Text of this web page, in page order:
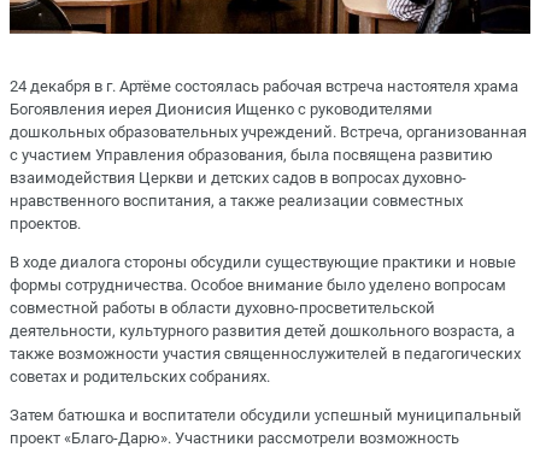
24 декабря в г. Артёме состоялась рабочая встреча настоятеля храма
Богоявления иерея Дионисия Ищенко с руководителями
дошкольных образовательных учреждений. Встреча, организованная
с участием Управления образования, была посвящена развитию
взаимодействия Церкви и детских садов в вопросах духовно-
нравственного воспитания, а также реализации совместных
проектов.
В ходе диалога стороны обсудили существующие практики и новые
формы сотрудничества. Особое внимание было уделено вопросам
совместной работы в области духовно-просветительской
деятельности, культурного развития детей дошкольного возраста, а
также возможности участия священнослужителей в педагогических
советах и родительских собраниях.
Затем батюшка и воспитатели обсудили успешный муниципальный
проект «Благо-Дарю». Участники рассмотрели возможность